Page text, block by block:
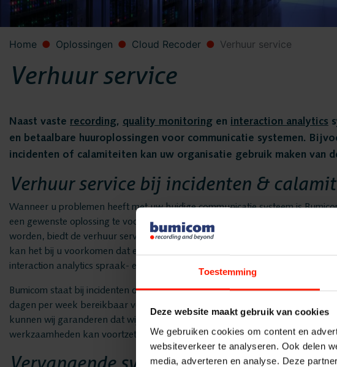
Toestemming
Deze website maakt gebruik van cookies
We gebruiken cookies om content en
websiteverkeer te analyseren. Ook delen
media, adverteren en analyse. Deze
Home Oplossingen Cloud Recoder Verhuur service
Verhuur service
Naast vaste recording, quality monitoring en interaction analytics
en betaalbare huuroplossingen voor communicatie systemen.
incidenten of calamiteiten kan uw organisatie gebruik maken van
Verhuur service bij incidenten &
Wanneer u problemen heeft met uw huidige communicatie systeem is
een gewenste oplossing te voorzien. Wanneer de situatie rondom uw
worden, biedt de verhuur service van Bumicom een uitkomst voor uw
kan het bij u voorkomen dat er door onverwachte omstandigheden per
interaction analytics spraak- en tekstanalyse oplossing geïmplementeerd
Bumicom staat bij incidenten of calamiteiten altijd klaar voor uw organisatie.
dagen per week bereikbaar voor het oplossen van de situatie. Hierbij gaan
kunnen wij garanderen dat wij op korte termijn uw zorgen kunnen
werkzaamheden kan voortzetten zoals ze gewend zijn.